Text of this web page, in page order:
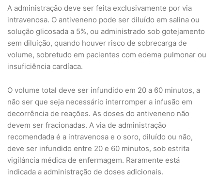
A administração deve ser feita exclusivamente por via
intravenosa. O antiveneno pode ser diluído em salina ou
solução glicosada a 5%, ou administrado sob gotejamento
sem diluição, quando houver risco de sobrecarga de
volume, sobretudo em pacientes com edema pulmonar ou
insuficiência cardíaca.
O volume total deve ser infundido em 20 a 60 minutos, a
não ser que seja necessário interromper a infusão em
decorrência de reações. As doses do antiveneno não
devem ser fracionadas. A via de administração
recomendada é a intravenosa e o soro, diluído ou não,
deve ser infundido entre 20 e 60 minutos, sob estrita
vigilância médica de enfermagem. Raramente está
indicada a administração de doses adicionais.